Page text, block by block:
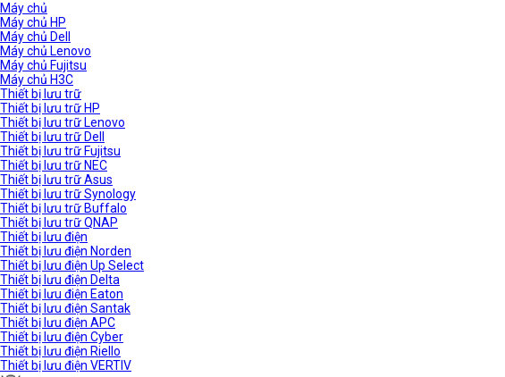
Máy chủ
Máy chủ HP
Máy chủ Dell
Máy chủ Lenovo
Máy chủ Fujitsu
Máy chủ H3C
Thiết bị lưu trữ
Thiết bị lưu trữ HP
Thiết bị lưu trữ Lenovo
Thiết bị lưu trữ Dell
Thiết bị lưu trữ Fujitsu
Thiết bị lưu trữ NEC
Thiết bị lưu trữ Asus
Thiết bị lưu trữ Synology
Thiết bị lưu trữ Buffalo
Thiết bị lưu trữ QNAP
Thiết bị lưu điện
Thiết bị lưu điện Norden
Thiết bị lưu điện Up Select
Thiết bị lưu điện Delta
Thiết bị lưu điện Eaton
Thiết bị lưu điện Santak
Thiết bị lưu điện APC
Thiết bị lưu điện Cyber
Thiết bị lưu điện Riello
Thiết bị lưu điện VERTIV